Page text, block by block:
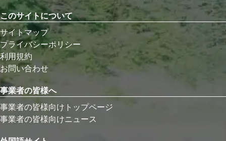
このサイトについて
サイトマップ
プライバシーポリシー
利用規約
お問い合わせ
事業者の皆様へ
事業者の皆様向けトップページ
事業者の皆様向けニュース